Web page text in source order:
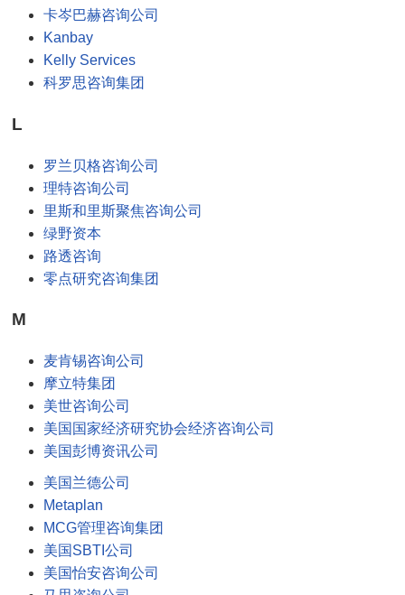
卡岑巴赫咨询公司
Kanbay
Kelly Services
科罗思咨询集团
L
罗兰贝格咨询公司
理特咨询公司
里斯和里斯聚焦咨询公司
绿野资本
路透咨询
零点研究咨询集团
M
麦肯锡咨询公司
摩立特集团
美世咨询公司
美国国家经济研究协会经济咨询公司
美国彭博资讯公司
美国兰德公司
Metaplan
MCG管理咨询集团
美国SBTI公司
美国怡安咨询公司